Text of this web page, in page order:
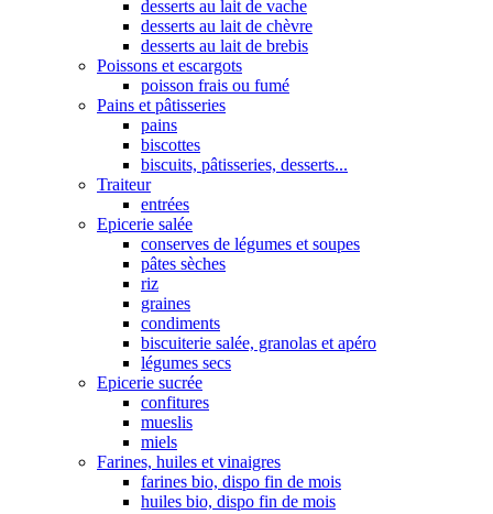
desserts au lait de vache
desserts au lait de chèvre
desserts au lait de brebis
Poissons et escargots
poisson frais ou fumé
Pains et pâtisseries
pains
biscottes
biscuits, pâtisseries, desserts...
Traiteur
entrées
Epicerie salée
conserves de légumes et soupes
pâtes sèches
riz
graines
condiments
biscuiterie salée, granolas et apéro
légumes secs
Epicerie sucrée
confitures
mueslis
miels
Farines, huiles et vinaigres
farines bio, dispo fin de mois
huiles bio, dispo fin de mois